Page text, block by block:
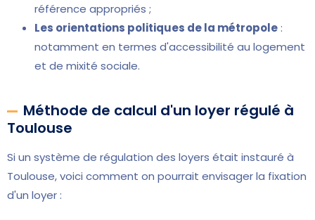
référence appropriés ;
Les orientations politiques de la métropole:
notamment en termes d'accessibilité au logement
et de mixité sociale.
Méthode de calcul d'un loyer régulé à
Toulouse
Si un système de régulation des loyers était instauré à
Toulouse, voici comment on pourrait envisager la fixation
d'un loyer :